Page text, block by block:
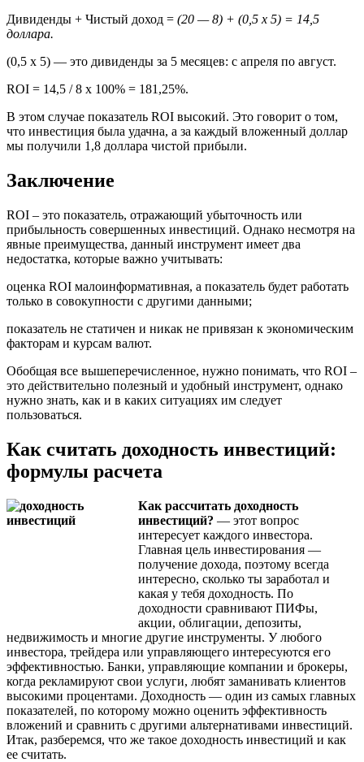
Дивиденды + Чистый доход = (20 — 8) + (0,5 х 5) = 14,5
доллара.
(0,5 x 5) — это дивиденды за 5 месяцев: с апреля по август.
ROI = 14,5 / 8 х 100% = 181,25%.
В этом случае показатель ROI высокий. Это говорит о том,
что инвестиция была удачна, а за каждый вложенный доллар
мы получили 1,8 доллара чистой прибыли.
Заключение
ROI – это показатель, отражающий убыточность или
прибыльность совершенных инвестиций. Однако несмотря на
явные преимущества, данный инструмент имеет два
недостатка, которые важно учитывать:
оценка ROI малоинформативная, а показатель будет работать
только в совокупности с другими данными;
показатель не статичен и никак не привязан к экономическим
факторам и курсам валют.
Обобщая все вышеперечисленное, нужно понимать, что ROI –
это действительно полезный и удобный инструмент, однако
нужно знать, как и в каких ситуациях им следует
пользоваться.
Как считать доходность инвестиций:
формулы расчета
Как рассчитать доходность
инвестиций? — этот вопрос
интересует каждого инвестора.
Главная цель инвестирования —
получение дохода, поэтому всегда
интересно, сколько ты заработал и
какая у тебя доходность. По
доходности сравнивают ПИФы,
акции, облигации, депозиты,
недвижимость и многие другие инструменты. У любого
инвестора, трейдера или управляющего интересуются его
эффективностью. Банки, управляющие компании и брокеры,
когда рекламируют свои услуги, любят заманивать клиентов
высокими процентами. Доходность — один из самых главных
показателей, по которому можно оценить эффективность
вложений и сравнить с другими альтернативами инвестиций.
Итак, разберемся, что же такое доходность инвестиций и как
ее считать.